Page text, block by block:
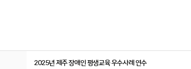
2025년 제주 장애인 평생교육 우수사례 연수